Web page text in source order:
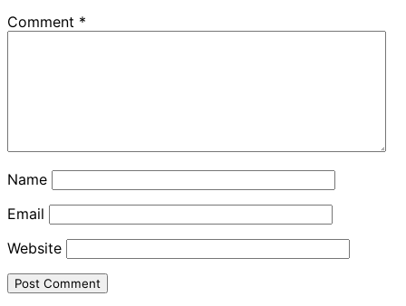
Comment *
Name
Email
Website